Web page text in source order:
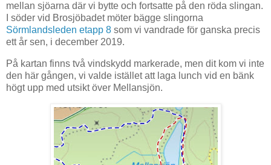
mellan sjöarna där vi bytte och fortsatte på den röda slingan.
I söder vid Brosjöbadet möter bägge slingorna
Sörmlandsleden etapp 8 som vi vandrade för ganska precis
ett år sen, i december 2019.
På kartan finns två vindskydd markerade, men dit kom vi inte
den här gången, vi valde istället att laga lunch vid en bänk
högt upp med utsikt över Mellansjön.